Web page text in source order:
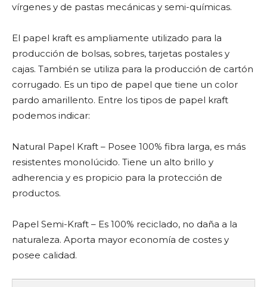
vírgenes y de pastas mecánicas y semi-químicas.
El papel kraft es ampliamente utilizado para la
producción de bolsas, sobres, tarjetas postales y
cajas. También se utiliza para la producción de cartón
corrugado. Es un tipo de papel que tiene un color
pardo amarillento. Entre los tipos de papel kraft
podemos indicar:
Natural Papel Kraft – Posee 100% fibra larga, es más
resistentes monolúcido. Tiene un alto brillo y
adherencia y es propicio para la protección de
productos.
Papel Semi-Kraft – Es 100% reciclado, no daña a la
naturaleza. Aporta mayor economía de costes y
posee calidad.